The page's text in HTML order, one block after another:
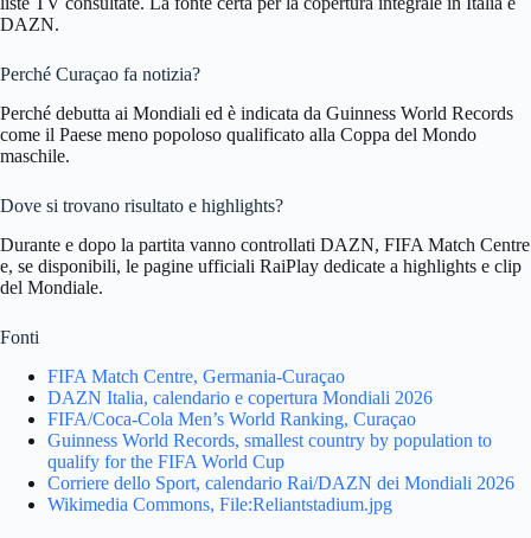
DAZN.
Perché Curaçao fa notizia?
Perché debutta ai Mondiali ed è indicata da Guinness World Records
come il Paese meno popoloso qualificato alla Coppa del Mondo
maschile.
Dove si trovano risultato e highlights?
Durante e dopo la partita vanno controllati DAZN, FIFA Match Centre
e, se disponibili, le pagine ufficiali RaiPlay dedicate a highlights e clip
del Mondiale.
Fonti
FIFA Match Centre, Germania-Curaçao
DAZN Italia, calendario e copertura Mondiali 2026
FIFA/Coca-Cola Men’s World Ranking, Curaçao
Guinness World Records, smallest country by population to
qualify for the FIFA World Cup
Corriere dello Sport, calendario Rai/DAZN dei Mondiali 2026
Wikimedia Commons, File:Reliantstadium.jpg